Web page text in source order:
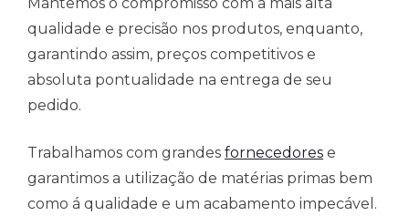
qualidade e precisão nos produtos, enquanto,
garantindo assim, preços competitivos e
absoluta pontualidade na entrega de seu
pedido.
Trabalhamos com grandes fornecedores e
garantimos a utilização de matérias primas bem
como á qualidade e um acabamento impecável.